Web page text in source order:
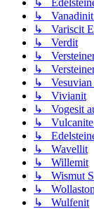
↳
↳ Vanadinit
↳ Variscit
↳ Verdit
↳
↳
↳ Vesuvian
↳ Vivianit
↳ Vogesit
↳ Vulcanite
↳
↳ Wavellit
↳ Willemit
↳ Wismut
↳
↳ Wulfenit